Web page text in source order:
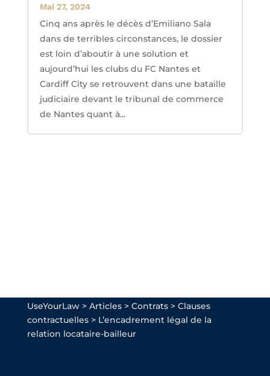
Mai 27, 2024
Cinq ans après le décès d’Emiliano Sala
dans de terribles circonstances, le dossier
est loin d’aboutir à une solution et
aujourd’hui les clubs du FC Nantes et
Cardiff City se retrouvent dans une bataille
judiciaire devant le tribunal de commerce
de Nantes quant à...
UseYourLaw> Articles> Contrats> Clauses
contractuelles> L’encadrement légal de la
relation locataire-bailleur